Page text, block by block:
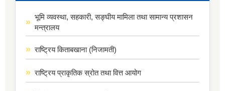
भूमि व्यवस्था, सहकारी, सङ्घीय मामिला तथा सामान्य प्रशासन
मन्त्रालय
राष्ट्रिय किताबखाना (निजामती)
राष्ट्रिय प्राकृतिक स्रोत तथा वित्त आयोग